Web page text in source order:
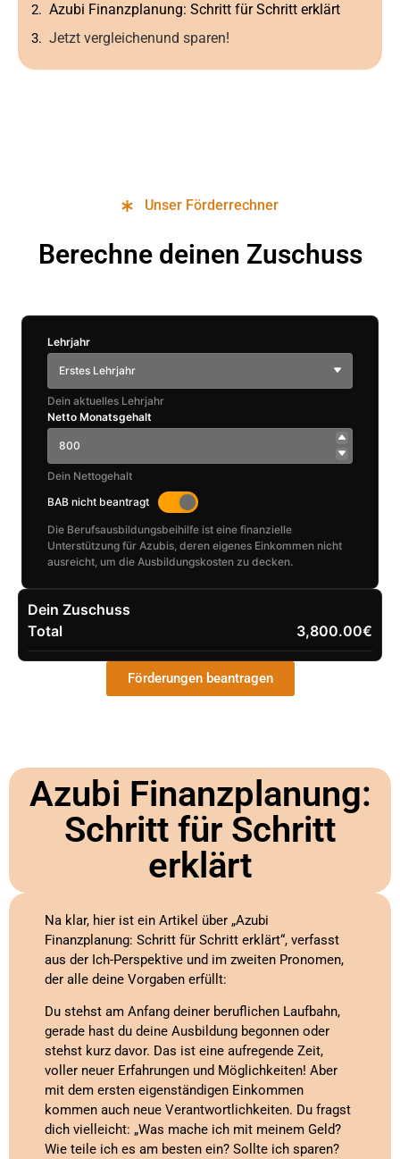
Azubi Finanzplanung: Schritt für Schritt erklärt
Jetzt vergleichenund sparen!
Unser Förderrechner
Berechne deinen Zuschuss
Lehrjahr
Erstes Lehrjahr
Dein aktuelles Lehrjahr
Netto Monatsgehalt
Dein Nettogehalt
BAB nicht beantragt
Die Berufsausbildungsbeihilfe ist eine finanzielle
Unterstützung für Azubis, deren eigenes Einkommen nicht
ausreicht, um die Ausbildungskosten zu decken.
Dein Zuschuss
Total
3,800.00€
Förderungen beantragen
Azubi Finanzplanung:
Schritt für Schritt
erklärt
Na klar, hier ist ein Artikel über „Azubi
Finanzplanung: Schritt für Schritt erklärt“, verfasst
aus der Ich-Perspektive und im zweiten Pronomen,
der alle deine Vorgaben erfüllt:
Du stehst am Anfang deiner beruflichen Laufbahn,
gerade hast du deine Ausbildung begonnen oder
stehst kurz davor. Das ist eine aufregende Zeit,
voller neuer Erfahrungen und Möglichkeiten! Aber
mit dem ersten eigenständigen Einkommen
kommen auch neue Verantwortlichkeiten. Du fragst
dich vielleicht: „Was mache ich mit meinem Geld?
Wie teile ich es am besten ein? Sollte ich sparen?